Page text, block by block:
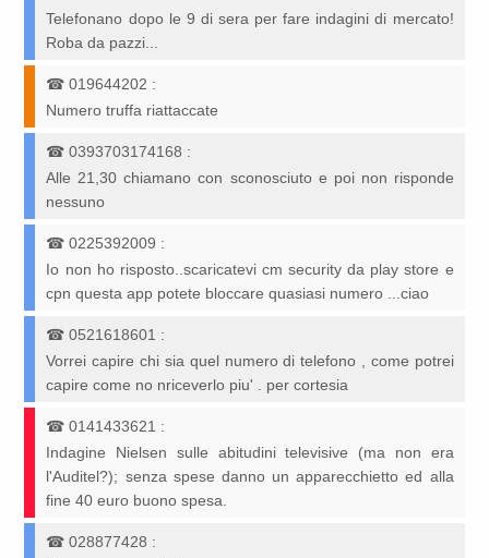
Telefonano dopo le 9 di sera per fare indagini di mercato!
Roba da pazzi...
☎019644202 :
Numero truffa riattaccate
☎0393703174168 :
Alle 21,30 chiamano con sconosciuto e poi non risponde
nessuno
☎0225392009 :
Io non ho risposto..scaricatevi cm security da play store e
cpn questa app potete bloccare quasiasi numero ...ciao
☎0521618601 :
Vorrei capire chi sia quel numero di telefono , come potrei
capire come no nriceverlo piu' . per cortesia
☎0141433621 :
Indagine Nielsen sulle abitudini televisive (ma non era
l'Auditel?); senza spese danno un apparecchietto ed alla
fine 40 euro buono spesa.
☎028877428 :